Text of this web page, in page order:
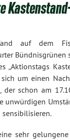
auf dem
Bündnisgrünen
„Aktionstags
um einen
der schon am
unwürdigen
sensibilisieren.
sehr gelungene